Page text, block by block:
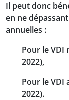
Il peut donc
en ne
annuelles :
Pour le VDI
2022),
Pour le VDI
2022).